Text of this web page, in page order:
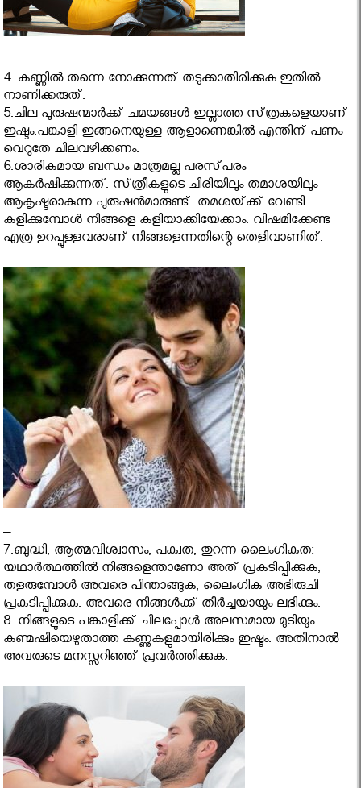
–
4. കണ്ണില്‍ തന്നെ നോക്കുന്നത്‌ തടുക്കാതിരിക്കുക.ഇതില്‍
നാണിക്കരുത്‌.
5.ചില പുരുഷന്മാർക്ക് ചമയങ്ങള്‍ ഇല്ലാത്ത സ്‌ത്രകളെയാണ്‌
ഇഷ്ടം.പങ്കാളി ഇങ്ങനെയുള്ള ആളാണെങ്കിൽ എന്തിന് പണം
വെറുതേ ചിലവഴിക്കണം.
6.ശാരികമായ ബന്ധം മാത്രമല്ല പരസ്‌പരം
ആകര്‍ഷിക്കുന്നത്‌. സ്‌ത്രീകളുടെ ചിരിയിലും തമാശയിലും
ആകൃഷ്ടരാകുന്ന പുരുഷന്‍മാരുണ്ട്‌. തമശയ്‌ക്ക്‌ വേണ്ടി
കളിക്കുമ്പോള്‍ നിങ്ങളെ കളിയാക്കിയേക്കാം. വിഷമിക്കേണ്ട
എത്ര ഉറപ്പുള്ളവരാണ്‌ നിങ്ങളെന്നതിന്റെ തെളിവാണിത്‌.
–
–
7.ബുദ്ധി, ആത്മവിശ്വാസം, പക്വത, തുറന്ന ലൈംഗികത:
യഥാര്‍ത്ഥത്തില്‍ നിങ്ങളെന്താണോ അത്‌ പ്രകടിപ്പിക്കുക,
തളരുമ്പോള്‍ അവരെ പിന്താങ്ങുക, ലൈംഗിക അഭിരുചി
പ്രകടിപ്പിക്കുക. അവരെ നിങ്ങള്‍ക്ക്‌ തീര്‍ച്ചയായും ലഭിക്കും.
8. നിങ്ങളുടെ പങ്കാളിക്ക് ചിലപ്പോൾ അലസമായ മുടിയും
കണ്മഷിയെഴുതാത്ത കണ്ണുകളുമായിരിക്കും ഇഷ്ടം. അതിനാൽ
അവരുടെ മനസ്സറിഞ്ഞ് പ്രവർത്തിക്കുക.
–